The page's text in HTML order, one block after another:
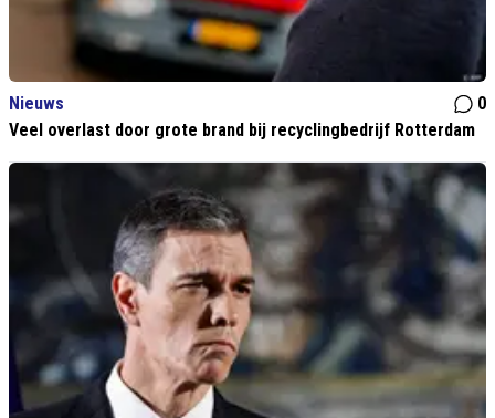
Nieuws
0
Veel overlast door grote brand bij recyclingbedrijf Rotterdam